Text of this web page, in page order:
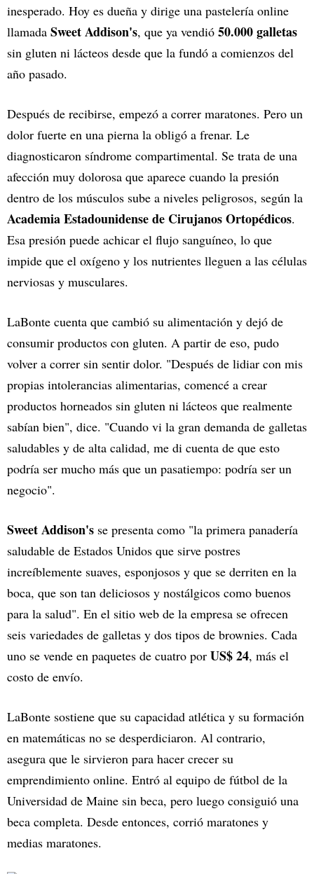
inesperado. Hoy es dueña y dirige una pastelería online
llamada Sweet Addison's, que ya vendió 50.000 galletas
sin gluten ni lácteos desde que la fundó a comienzos del
año pasado.
Después de recibirse, empezó a correr maratones. Pero un
dolor fuerte en una pierna la obligó a frenar. Le
diagnosticaron síndrome compartimental. Se trata de una
afección muy dolorosa que aparece cuando la presión
dentro de los músculos sube a niveles peligrosos, según la
Academia Estadounidense de Cirujanos Ortopédicos.
Esa presión puede achicar el flujo sanguíneo, lo que
impide que el oxígeno y los nutrientes lleguen a las células
nerviosas y musculares.
LaBonte cuenta que cambió su alimentación y dejó de
consumir productos con gluten. A partir de eso, pudo
volver a correr sin sentir dolor. "Después de lidiar con mis
propias intolerancias alimentarias, comencé a crear
productos horneados sin gluten ni lácteos que realmente
sabían bien", dice. "Cuando vi la gran demanda de galletas
saludables y de alta calidad, me di cuenta de que esto
podría ser mucho más que un pasatiempo: podría ser un
negocio".
Sweet Addison's se presenta como "la primera panadería
saludable de Estados Unidos que sirve postres
increíblemente suaves, esponjosos y que se derriten en la
boca, que son tan deliciosos y nostálgicos como buenos
para la salud". En el sitio web de la empresa se ofrecen
seis variedades de galletas y dos tipos de brownies. Cada
uno se vende en paquetes de cuatro por US$ 24, más el
costo de envío.
LaBonte sostiene que su capacidad atlética y su formación
en matemáticas no se desperdiciaron. Al contrario,
asegura que le sirvieron para hacer crecer su
emprendimiento online. Entró al equipo de fútbol de la
Universidad de Maine sin beca, pero luego consiguió una
beca completa. Desde entonces, corrió maratones y
medias maratones.